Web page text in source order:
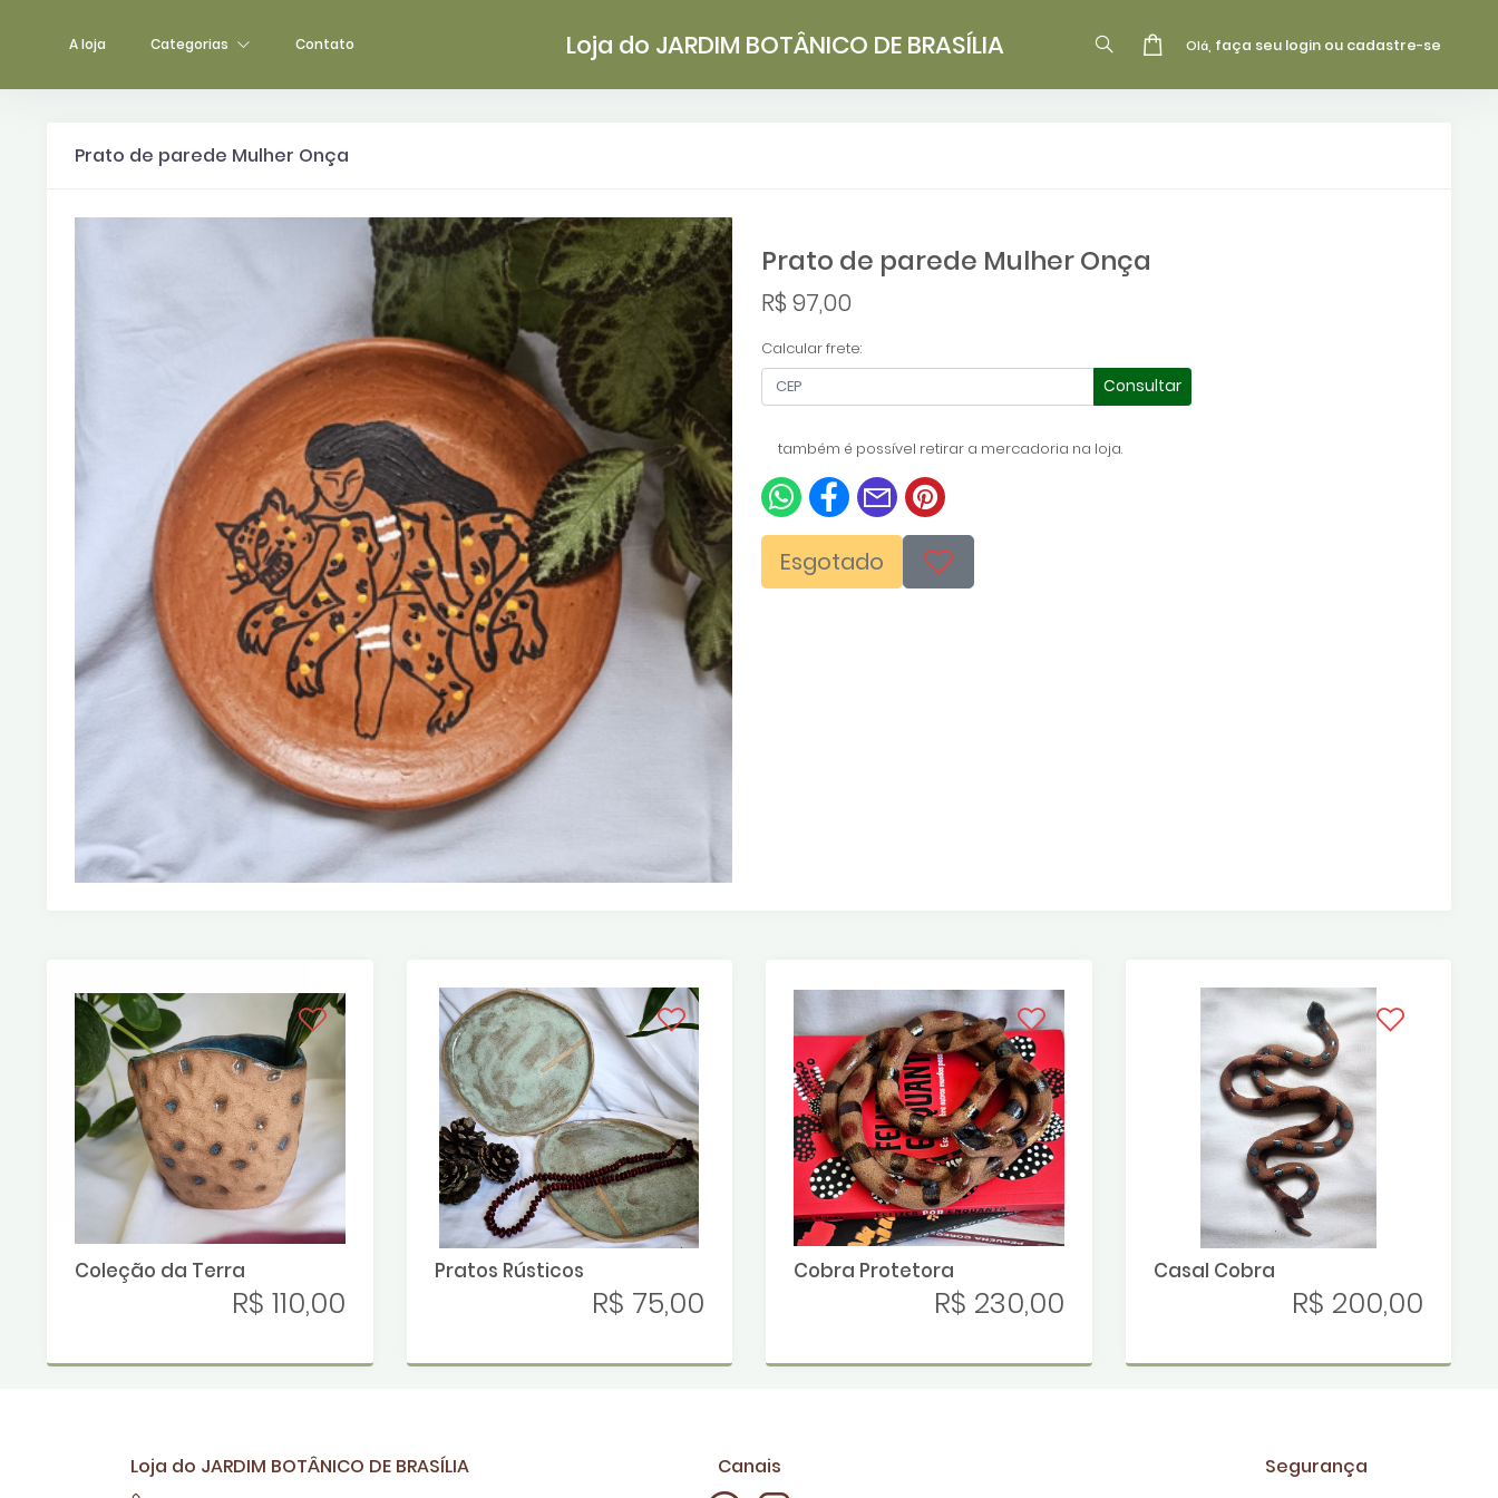
A loja Categorias Contato Loja do JARDIM BOTÂNICO DE BRASÍLIA Olá, faça seu login ou cadastre-se
Prato de parede Mulher Onça
Prato de parede Mulher Onça
R$ 97,00
Calcular frete:
Consultar
também é possível retirar a mercadoria na loja.
Esgotado
Coleção da Terra
R$ 110,00
Pratos Rústicos
R$ 75,00
Cobra Protetora
R$ 230,00
Casal Cobra
R$ 200,00
Loja do JARDIM BOTÂNICO DE BRASÍLIA Canais Segurança